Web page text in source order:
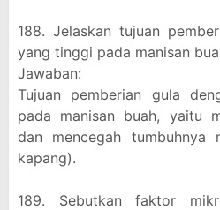
188. Jelaskan tujuan
yang tinggi pada manisan
Jawaban:
Tujuan pemberian gula
pada manisan buah, yaitu
dan mencegah tumbuhnya
kapang).
189. Sebutkan faktor